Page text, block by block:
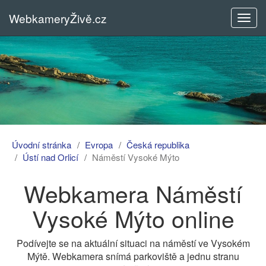
menu
WebkameryŽivě.cz
Úvodní stránka Evropa
Česká republika
Ústí nad Orlicí
Náměstí Vysoké Mýto
Webkamera Náměstí
Vysoké Mýto online
Podívejte se na aktuální situaci na náměstí ve Vysokém
Mýtě. Webkamera snímá parkoviště a jednu stranu